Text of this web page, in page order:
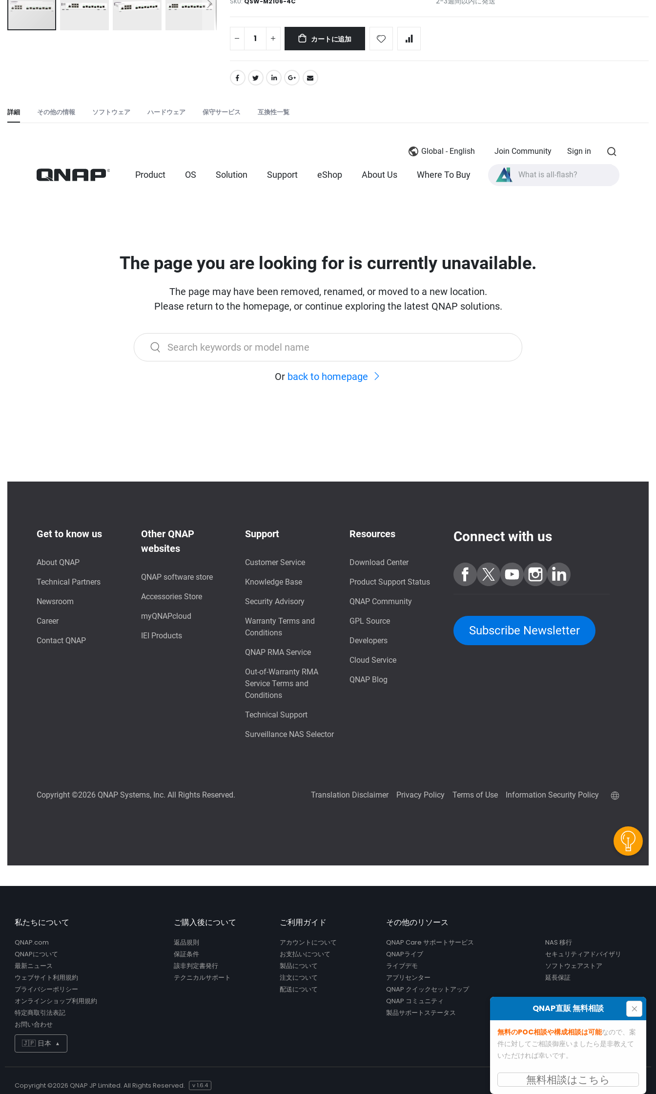
gallery
カートに追加
詳細 その他の情報 ソフトウェア ハードウェア 保守サービス 互換性一覧
私たちについて
QNAP.com
QNAPについて
最新ニュース
ウェブサイト利用規約
プライバシーポリシー
オンラインショップ利用規約
特定商取引法表記
お問い合わせ
🇯🇵 日本 ▲
ご購入後について
返品規則
保証条件
該非判定書発行
テクニカルサポート
ご利用ガイド
アカウントについて
お支払いについて
製品について
注文について
配送について
その他のリソース
QNAP Care サポートサービス
QNAPライブ
ライブデモ
アプリセンター
QNAP クイックセットアップ
QNAP コミュニティ
製品サポートステータス
NAS 移行
セキュリティアドバイザリ
ソフトウェアストア
延長保証
QNAP直販 無料相談 ×
無料のPOC相談や構成相談は可能なので、案
件に対してご相談御座いましたら是非教えて
いただければ幸いです。
無料相談はこちら
Copyright ©2026 QNAP JP Limited. All Rights Reserved. v 1.6.4